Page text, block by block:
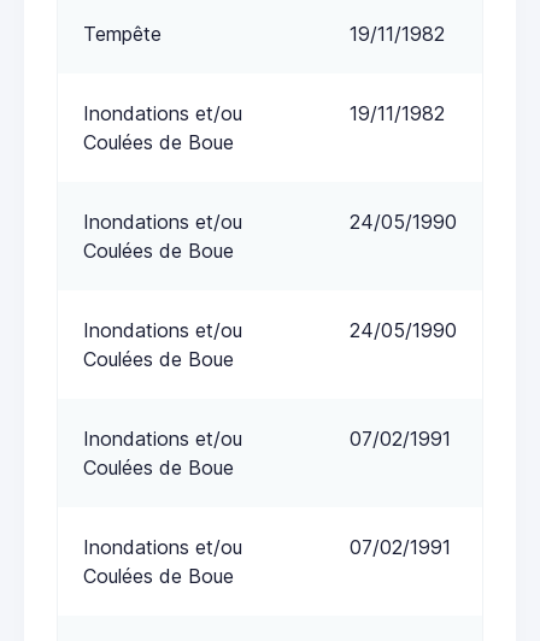
Tempête 19/11/1982
Inondations et/ou
Coulées de Boue
19/11/1982
Inondations et/ou
Coulées de Boue
24/05/1990
Inondations et/ou
Coulées de Boue
24/05/1990
Inondations et/ou
Coulées de Boue
07/02/1991
Inondations et/ou
Coulées de Boue
07/02/1991